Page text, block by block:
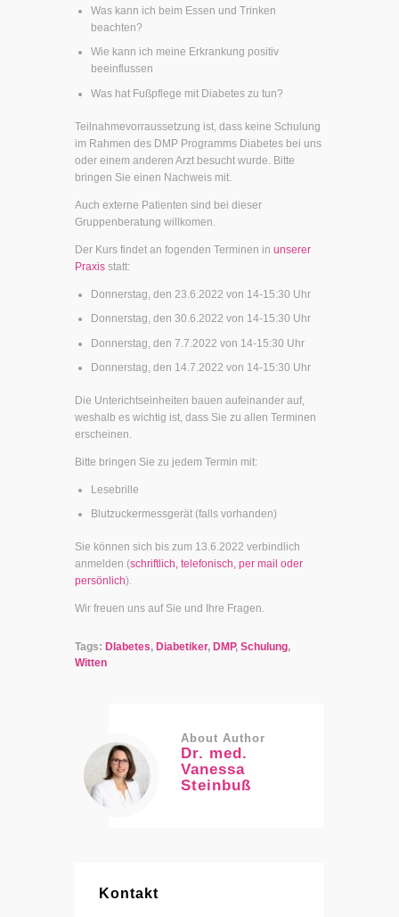
Was kann ich beim Essen und Trinken
beachten?
Wie kann ich meine Erkrankung positiv
beeinflussen
Was hat Fußpflege mit Diabetes zu tun?
Teilnahmevorraussetzung ist, dass keine Schulung
im Rahmen des DMP Programms Diabetes bei uns
oder einem anderen Arzt besucht wurde. Bitte
bringen Sie einen Nachweis mit.
Auch externe Patienten sind bei dieser
Gruppenberatung willkomen.
Der Kurs findet an fogenden Terminen in unserer
Praxis statt:
Donnerstag, den 23.6.2022 von 14-15:30 Uhr
Donnerstag, den 30.6.2022 von 14-15:30 Uhr
Donnerstag, den 7.7.2022 von 14-15:30 Uhr
Donnerstag, den 14.7.2022 von 14-15:30 Uhr
Die Unterichtseinheiten bauen aufeinander auf,
weshalb es wichtig ist, dass Sie zu allen Terminen
erscheinen.
Bitte bringen Sie zu jedem Termin mit:
Lesebrille
Blutzuckermessgerät (falls vorhanden)
Sie können sich bis zum 13.6.2022 verbindlich
anmelden (schriftlich, telefonisch, per mail oder
persönlich).
Wir freuen uns auf Sie und Ihre Fragen.
Tags: DIabetes, Diabetiker, DMP, Schulung,
Witten
About Author
Dr. med.
Vanessa
Steinbuß
Kontakt